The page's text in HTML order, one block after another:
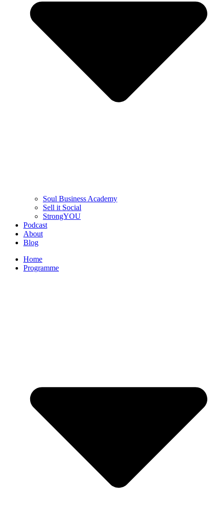
Soul Business Academy
Sell it Social
StrongYOU
Podcast
About
Blog
Home
Programme